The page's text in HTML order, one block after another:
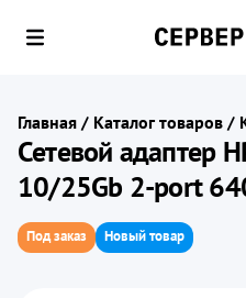
Главная / Каталог товаров /
Сетевой адаптер
10/25Gb 2-port
Под заказ Новый товар